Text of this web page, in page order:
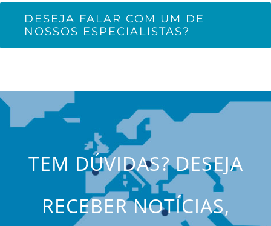
DESEJA FALAR COM UM DE
NOSSOS ESPECIALISTAS?
TEM DÚVIDAS? DESEJA
RECEBER NOTÍCIAS,